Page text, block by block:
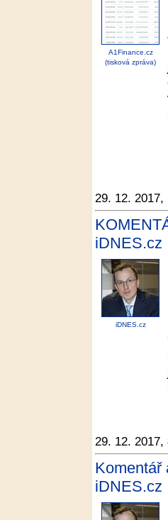
A1Finance.cz
(tisková zpráva)
29. 12. 2017,
iDNES.cz
iDNES.cz
29. 12. 2017,
Komentář
iDNES.cz